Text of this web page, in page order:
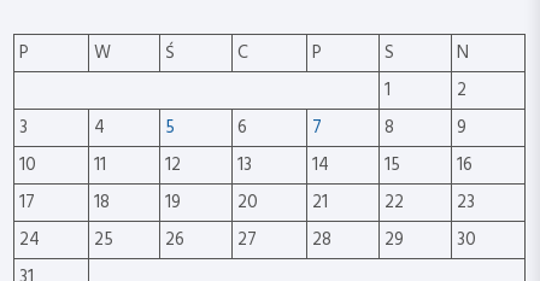
P W Ś C P S
N
1
2
3
4 5 6 7 8
9
10
11 12 13 14 15
16
17
18 19 20 21 22
23
24
25 26 27 28 29
30